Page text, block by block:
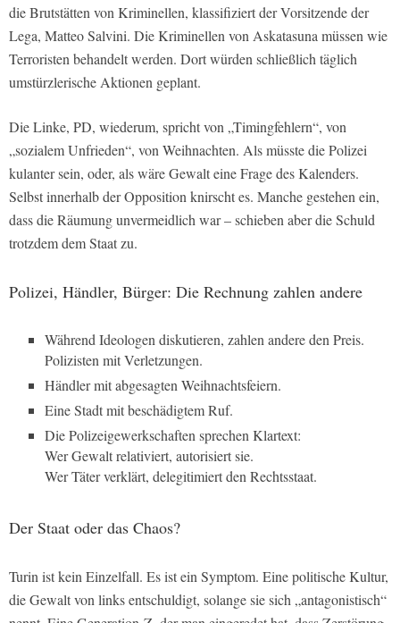
die Brutstätten von Kriminellen, klassifiziert der Vorsitzende der
Lega, Matteo Salvini. Die Kriminellen von Askatasuna müssen wie
Terroristen behandelt werden. Dort würden schließlich täglich
umstürzlerische Aktionen geplant.
Die Linke, PD, wiederum, spricht von „Timingfehlern“, von
„sozialem Unfrieden“, von Weihnachten. Als müsste die Polizei
kulanter sein, oder, als wäre Gewalt eine Frage des Kalenders.
Selbst innerhalb der Opposition knirscht es. Manche gestehen ein,
dass die Räumung unvermeidlich war – schieben aber die Schuld
trotzdem dem Staat zu.
Polizei, Händler, Bürger: Die Rechnung zahlen andere
Während Ideologen diskutieren, zahlen andere den Preis.
Polizisten mit Verletzungen.
Händler mit abgesagten Weihnachtsfeiern.
Eine Stadt mit beschädigtem Ruf.
Die Polizeigewerkschaften sprechen Klartext:
Wer Gewalt relativiert, autorisiert sie.
Wer Täter verklärt, delegitimiert den Rechtsstaat.
Der Staat oder das Chaos?
Turin ist kein Einzelfall. Es ist ein Symptom. Eine politische Kultur,
die Gewalt von links entschuldigt, solange sie sich „antagonistisch“